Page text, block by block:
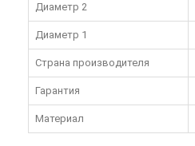
Диаметр 2
Диаметр 1
Страна производителя
Гарантия
Материал